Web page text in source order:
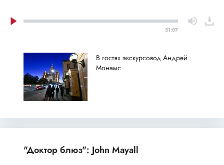
51:07
В гостях экскурсовод Андрей
Монамс
"Доктор блюз": John Mayall